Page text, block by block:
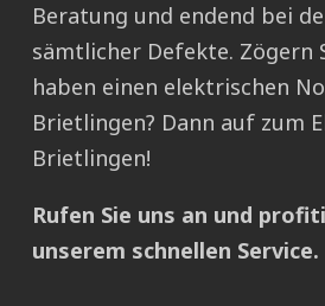
Beratung und endend bei
sämtlicher Defekte. Zögern
haben einen elektrischen
Brietlingen? Dann auf zum
Brietlingen!
Rufen Sie uns an und
unserem schnellen Service.